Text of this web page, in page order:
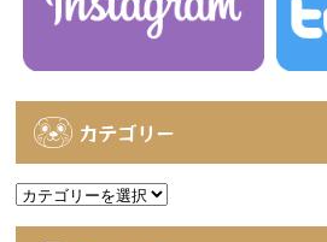
カテゴリー
カ